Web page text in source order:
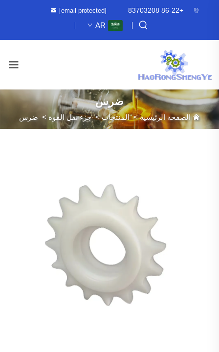
+86-22 83703208
[email protected]
AR
ضرس
الصفحة الرئيسية>المنتجات>جزء نقل القوة > ضرس